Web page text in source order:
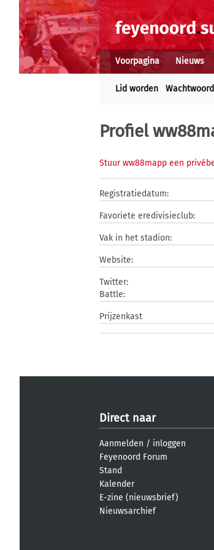
Voorpagina Nieuws
Lid worden Wachtwoord
Profiel
Stuur ww88mapp een
Registratiedatum:
Favoriete eredivisieclub:
Vak in het stadion:
Website:
Twitter:
Battle:
Prijzenkast
Direct naar
Aanmelden / inloggen
Feyenoord Forum
Stand
Kalender
E-zine (nieuwsbrief)
Nieuwsarchief